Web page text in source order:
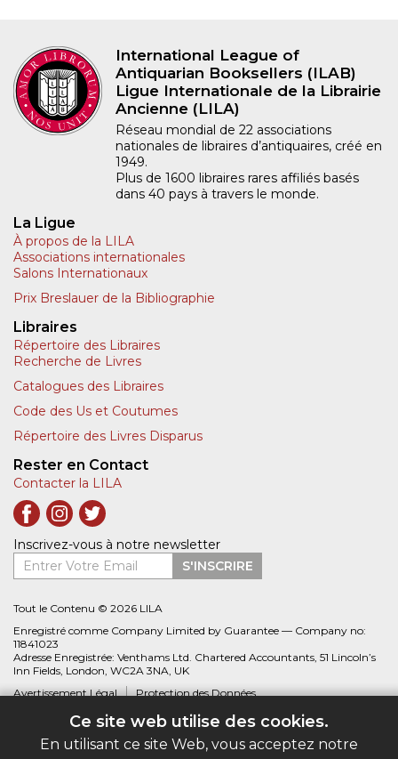
Ce site web utilise des cookies.
En utilisant ce site Web, vous acceptez notre
International League of
Antiquarian Booksellers (ILAB)
Ligue Internationale de la Librairie
Ancienne (LILA)
Réseau mondial de 22 associations
nationales de libraires d’antiquaires, créé en
1949.
Plus de 1600 libraires rares affiliés basés
dans 40 pays à travers le monde.
La Ligue
À propos de la LILA
Associations internationales
Salons Internationaux
Prix Breslauer de la Bibliographie
Libraires
Répertoire des Libraires
Recherche de Livres
Catalogues des Libraires
Code des Us et Coutumes
Répertoire des Livres Disparus
Rester en Contact
Contacter la LILA
Inscrivez-vous à notre newsletter
Entrer Votre Email
S'INSCRIRE
Tout le Contenu © 2026 LILA
Enregistré comme Company Limited by Guarantee — Company no:
11841023
Adresse Enregistrée: Venthams Ltd. Chartered Accountants, 51 Lincoln’s
Inn Fields, London, WC2A 3NA, UK
Avertissement Légal
Protection des Données